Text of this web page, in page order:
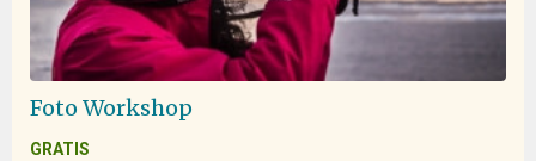
Foto Workshop
GRATIS